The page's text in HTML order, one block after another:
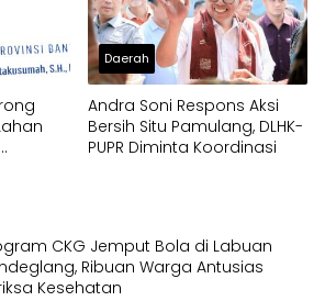
Daerah
Andra Soni Respons Aksi
Bersih Situ Pamulang, DLHK-
PUPR Diminta Koordinasi
CKG Jemput Bola di Labuan
Ribuan Warga Antusias
Kesehatan